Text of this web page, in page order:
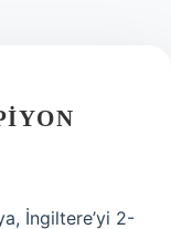
İngiltere’yi 2-